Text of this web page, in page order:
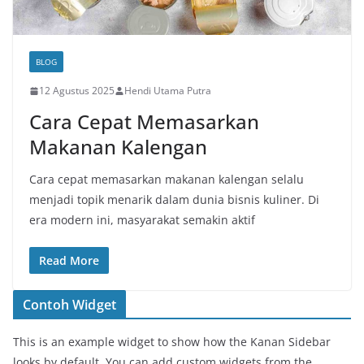
BLOG
12 Agustus 2025 Hendi Utama Putra
Cara Cepat Memasarkan
Makanan Kalengan
Cara cepat memasarkan makanan kalengan selalu
menjadi topik menarik dalam dunia bisnis kuliner. Di
era modern ini, masyarakat semakin aktif
Read More
Contoh Widget
This is an example widget to show how the Kanan Sidebar